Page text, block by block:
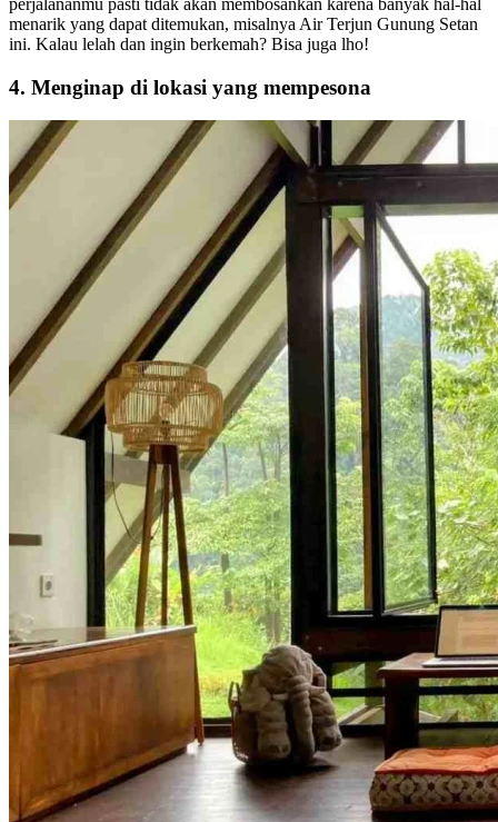
perjalananmu pasti tidak akan membosankan karena banyak hal-hal
menarik yang dapat ditemukan, misalnya Air Terjun Gunung Setan
ini. Kalau lelah dan ingin berkemah? Bisa juga lho!
4. Menginap di lokasi yang mempesona